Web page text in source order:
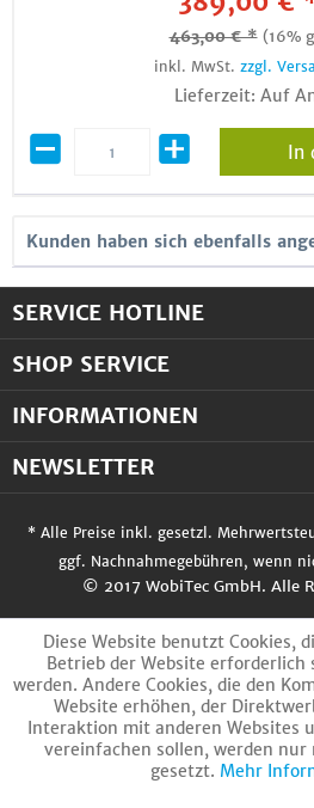
463,00 € * (16%
inkl. MwSt. zzgl.
Lieferzeit: Auf
In
Kunden haben sich ebenfalls
SERVICE HOTLINE
SHOP SERVICE
INFORMATIONEN
NEWSLETTER
* Alle Preise inkl. gesetzl.
ggf. Nachnahmegebühren, wenn
© 2017 WobiTec GmbH. Alle
Diese Website benutzt Cookies,
Betrieb der Website erforderlich
werden. Andere Cookies, die den
Website erhöhen, der
Interaktion mit anderen Websites
vereinfachen sollen, werden
gesetzt. Mehr